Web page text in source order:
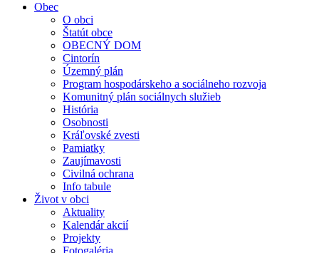
Obec
O obci
Štatút obce
OBECNÝ DOM
Cintorín
Územný plán
Program hospodárskeho a sociálneho rozvoja
Komunitný plán sociálnych služieb
História
Osobnosti
Kráľovské zvesti
Pamiatky
Zaujímavosti
Civilná ochrana
Info tabule
Život v obci
Aktuality
Kalendár akcií
Projekty